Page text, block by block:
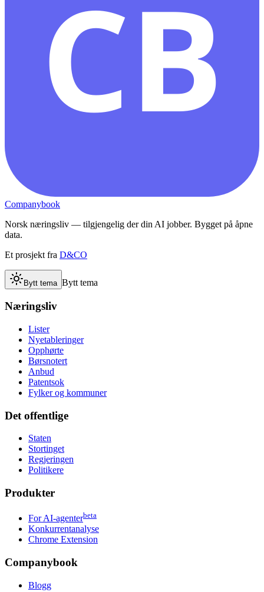
CB
Companybook
Norsk næringsliv — tilgjengelig der din AI jobber. Bygget på åpne
data.
Et prosjekt fra D&CO
Bytt tema Bytt tema
Næringsliv
Lister
Nyetableringer
Opphørte
Børsnotert
Anbud
Patentsok
Fylker og kommuner
Det offentlige
Staten
Stortinget
Regjeringen
Politikere
Produkter
For AI-agenterbeta
Konkurrentanalyse
Chrome Extension
Companybook
Blogg